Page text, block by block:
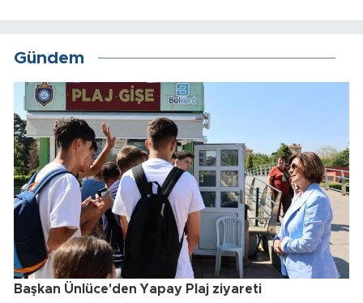
Gündem
Başkan Ünlüce'den Yapay Plaj ziyareti